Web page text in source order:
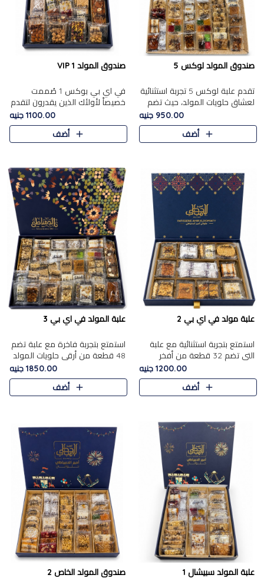
صندوق المولد لوكس 5
تقدم علبة لوكس 5 تجربة استثنائية
لعشاق حلويات المولد، حيث تضم
42 قطعة من تشكيلة فاخرة تجمع
بين أشهر الأصناف التقليدية وأصناف
مميزة مختارة بع..
950.00 جنيه
أضف
صندوق المولد VIP 1
في اي بي بوكس 1 صُممت
خصيصاً لأولئك الذين يقدرون لتقدم
تجربة استثنائية بوكس تجمع بين
أفخر حلويات المولد المصري مع
تشكيلة مختارة من الأصناف ..
1100.00 جنيه
أضف
علبة مولد في اي بي 2
استمتع بتجربة استثنائية مع علبة
التي تضم 32 قطعة من أفخر
حلويات المولد الشرقية، في تشكيلة
تجمع بين الأصالة والاختيارات
الفاخرة. تحتوي العلبة..
1200.00 جنيه
أضف
علبة المولد في اي بي 3
استمتع بتجربة فاخرة مع علبة تضم
48 قطعة من أرقى حلويات المولد
الشرقية، في تشكيلة تجمع بين
الأصناف التقليدية الفاخرة والاختيارات
1850.00 جنيه
أضف
علبة المولد سبيشال 1 صندوق المولد الخاص 2